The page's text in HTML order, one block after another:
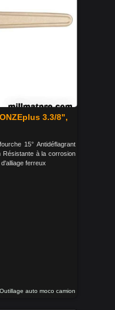
3.3/8",
15° Antidéflagrant
Résistante à la corrosion
ferreux
Outillage auto moco camion